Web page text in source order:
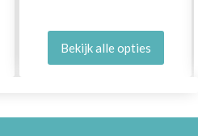
Bekijk alle opties